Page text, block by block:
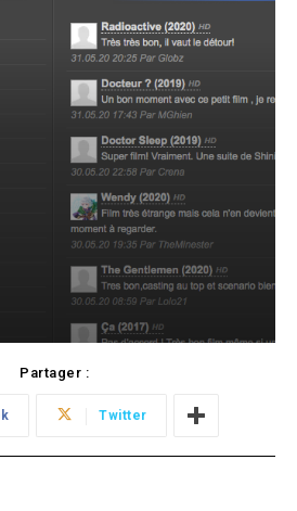
Partager :
Twitter